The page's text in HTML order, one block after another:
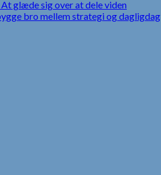
glæde sig over at dele viden
bro mellem strategi og dagligdag